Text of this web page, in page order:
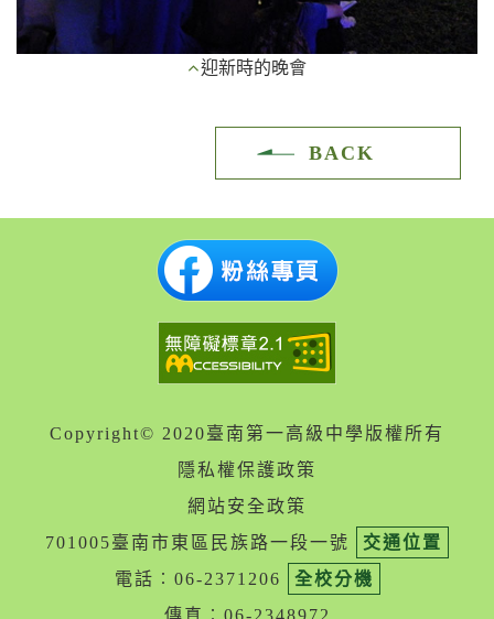
迎新時的晚會
BACK
Copyright© 2020臺南第一高級中學版權所有
隱私權保護政策
網站安全政策
701005臺南市東區民族路一段一號
交通位置
電話︰06-2371206
全校分機